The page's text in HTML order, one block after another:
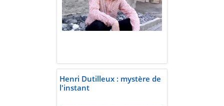
Henri Dutilleux : mystère de
l'instant